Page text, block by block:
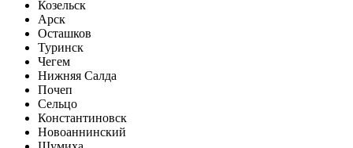
Козельск
Арск
Осташков
Туринск
Чегем
Нижняя Салда
Почеп
Сельцо
Константиновск
Новоаннинский